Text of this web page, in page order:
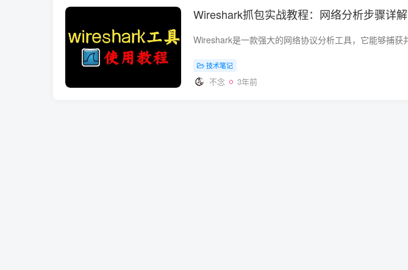
Wireshark抓包实战教程：网络分析步骤详解
技术笔记
不念 3年前